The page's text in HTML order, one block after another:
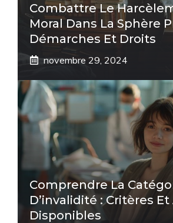
Combattre Le
Moral Dans La Sphère
Démarches Et Droits
novembre 29, 2024
Comprendre La
D’invalidité : Critères
Disponibles